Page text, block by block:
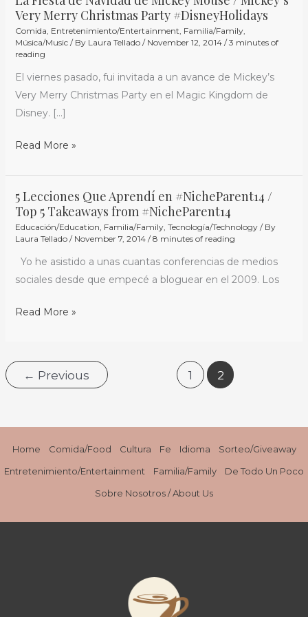
Very Merry Christmas Party #DisneyHolidays
Comida, Entretenimiento/Entertainment, Familia/Family,
Música/Music/ By Laura Tellado / November 12, 2014/3 minutes of
reading
El viernes pasado, fui invitada a un avance de Mickey’s
Very Merry Christmas Party en el Magic Kingdom de
Disney. […]
Fiesta
de
Navidad
de
Mickey
Mouse
Mickey’s
Merry
Christmas
Party
#DisneyHolidays
Read More »
5 Lecciones Que Aprendí en #NicheParent14 /
Top 5 Takeaways from #NicheParent14
Educación/Education, Familia/Family, Tecnología/Technology/ By
Laura Tellado / November 7, 2014/8 minutes of reading
Yo he asistido a unas cuantas conferencias de medios
sociales desde que empecé a bloguear en el 2009. Los
5
Lecciones
Que
en
#NicheParent14
Takeaways
from
Read More »
← Previous 1 2
Home Comida/Food Cultura Fe Idioma
Sorteo/Giveaway
Entretenimiento/Entertainment
Familia/Family
De Todo Un Poco
Sobre Nosotros / About Us